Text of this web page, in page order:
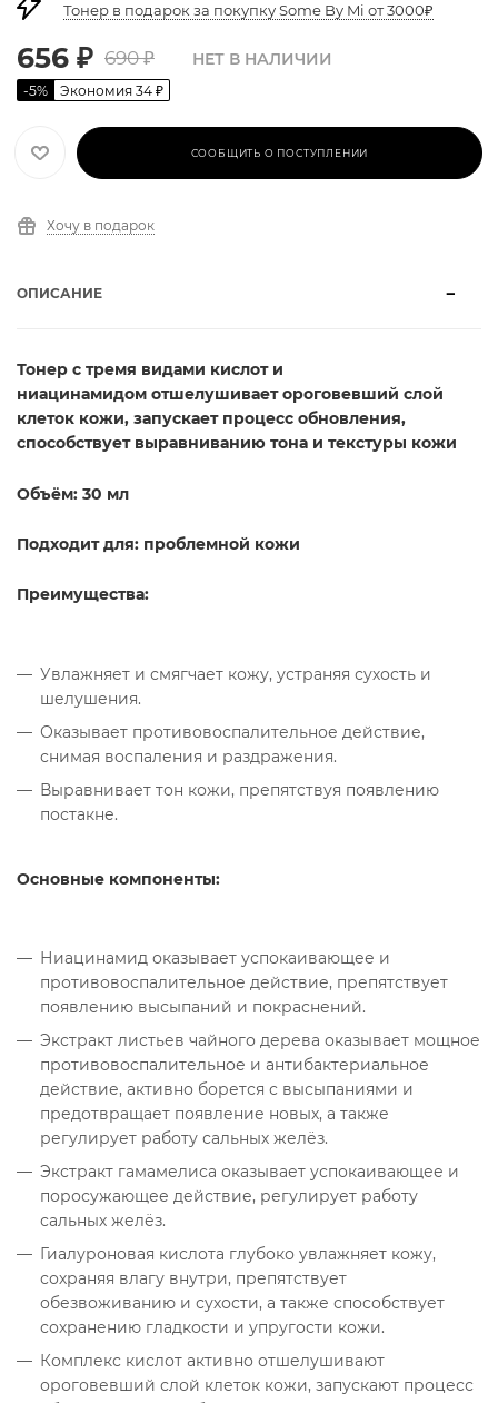
Тонер в подарок за покупку Some By Mi от 3000₽
656 ₽ 690₽
-5% Экономия 34 ₽
НЕТ В НАЛИЧИИ
СООБЩИТЬ О ПОСТУПЛЕНИИ
Хочу в подарок
ОПИСАНИЕ
Тонер с тремя видами кислот и
ниацинамидом отшелушивает ороговевший слой
клеток кожи, запускает процесс обновления,
способствует выравниванию тона и текстуры кожи
Объём: 30 мл
Подходит для: проблемной кожи
Преимущества:
Увлажняет и смягчает кожу, устраняя сухость и
шелушения.
Оказывает противовоспалительное действие,
снимая воспаления и раздражения.
Выравнивает тон кожи, препятствуя появлению
постакне.
Основные компоненты:
Ниацинамид оказывает успокаивающее и
противовоспалительное действие, препятствует
появлению высыпаний и покраснений.
Экстракт листьев чайного дерева оказывает мощное
противовоспалительное и антибактериальное
действие, активно борется с высыпаниями и
предотвращает появление новых, а также
регулирует работу сальных желёз.
Экстракт гамамелиса оказывает успокаивающее и
поросужающее действие, регулирует работу
сальных желёз.
Гиалуроновая кислота глубоко увлажняет кожу,
сохраняя влагу внутри, препятствует
обезвоживанию и сухости, а также способствует
сохранению гладкости и упругости кожи.
Комплекс кислот активно отшелушивают
ороговевший слой клеток кожи, запускают процесс